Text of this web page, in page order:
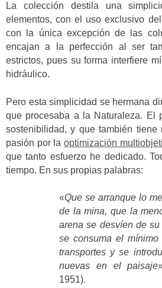
La colección destila una
elementos, con el uso exclusivo
con la única excepción de las
encajan a la perfección al ser
estrictos, pues su forma interfiere
hidráulico.
Pero esta simplicidad se hermana
que procesaba a la Naturaleza. El
sostenibilidad, y que también tiene
pasión por la optimización
que tanto esfuerzo he dedicado.
tiempo. En sus propias palabras:
«Que se arranque lo
de la mina, que la
arena se desvíen de
se consuma el
transportes y se
nuevas en el paisaje
1951).